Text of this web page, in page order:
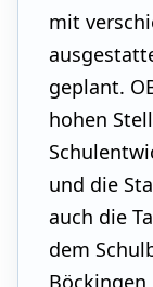
mit
geplant.
hohen
und die
auch die
dem
Böckingen